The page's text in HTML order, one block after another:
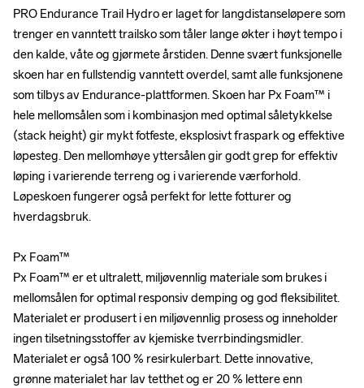
PRO Endurance Trail Hydro er laget for langdistanseløpere som
trenger en vanntett trailsko som tåler lange økter i høyt tempo i
den kalde, våte og gjørmete årstiden. Denne svært funksjonelle
skoen har en fullstendig vanntett overdel, samt alle funksjonene
som tilbys av Endurance-plattformen. Skoen har Px Foam™ i
hele mellomsålen som i kombinasjon med optimal såletykkelse
(stack height) gir mykt fotfeste, eksplosivt fraspark og effektive
løpesteg. Den mellomhøye yttersålen gir godt grep for effektiv
løping i varierende terreng og i varierende værforhold.
Løpeskoen fungerer også perfekt for lette fotturer og
hverdagsbruk.
Px Foam™
Px Foam™ er et ultralett, miljøvennlig materiale som brukes i
mellomsålen for optimal responsiv demping og god fleksibilitet.
Materialet er produsert i en miljøvennlig prosess og inneholder
ingen tilsetningsstoffer av kjemiske tverrbindingsmidler.
Materialet er også 100 % resirkulerbart. Dette innovative,
grønne materialet har lav tetthet og er 20 % lettere enn
PRO Endurance Trail Hydro er laget for langdistanseløpere som
trenger en vanntett trailsko som tåler lange økter i høyt tempo i
den kalde, våte og gjørmete årstiden. Denne svært funksjonelle
skoen har en fullstendig vanntett overdel, samt alle funksjonene
som tilbys av Endurance-plattformen. Skoen har Px Foam™ i
hele mellomsålen som i kombinasjon med optimal såletykkelse
(stack height) gir mykt fotfeste, eksplosivt fraspark og effektive
løpesteg. Den mellomhøye yttersålen gir godt grep for effektiv
løping i varierende terreng og i varierende værforhold.
Løpeskoen fungerer også perfekt for lette fotturer og
hverdagsbruk.
Px Foam™
Px Foam™ er et ultralett, miljøvennlig materiale som brukes i
mellomsålen for optimal responsiv demping og god fleksibilitet.
Materialet er produsert i en miljøvennlig prosess og inneholder
ingen tilsetningsstoffer av kjemiske tverrbindingsmidler.
Materialet er også 100 % resirkulerbart. Dette innovative,
grønne materialet har lav tetthet og er 20 % lettere enn